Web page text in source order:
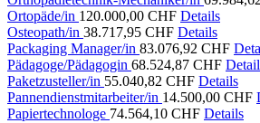
Ortopäde/in 120.000,00 CHF Details
Osteopath/in 38.717,95 CHF Details
Packaging Manager/in 83.076,92 CHF
Pädagoge/Pädagogin 68.524,87 CHF
Paketzusteller/in 55.040,82 CHF Details
Pannendienstmitarbeiter/in 14.500,00 CHF
Papiertechnologe 74.564,10 CHF Details